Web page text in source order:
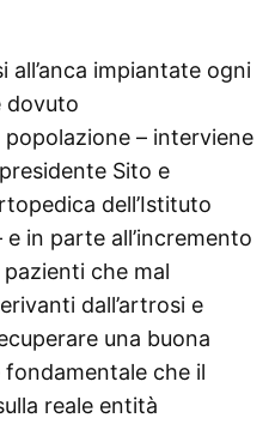
impiantate ogni
dovuto
popolazione – interviene
Sito e
dell’Istituto
in parte all’incremento
che mal
dall’artrosi e
una buona
che il
reale entità